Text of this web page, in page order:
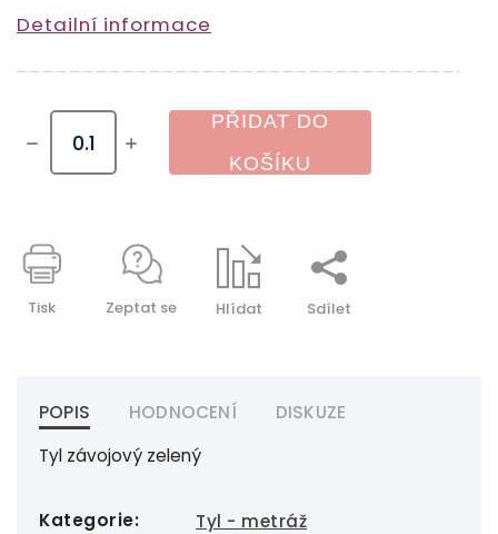
PŘIDAT DO
KOŠÍKU
Detailní informace
Tisk Zeptat se Hlídat Sdílet
POPIS HODNOCENÍ
DISKUZE
Tyl závojový zelený
Kategorie:
Tyl - metráž